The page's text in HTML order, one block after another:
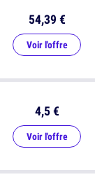
4,5 €
Voir l'offre
54,39 €
Voir l'offre